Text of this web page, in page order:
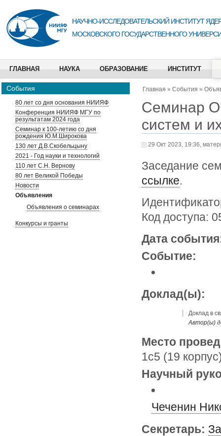
НАУЧНО-ИССЛЕДОВАТЕЛЬСКИЙ ИНСТИТУТ
МОСКОВСКОГО ГОСУДАРСТВЕННОГО
ГЛАВНАЯ НАУКА ОБРАЗОВАНИЕ ИНСТИТУТ
События
80 лет со дня основания НИИЯФ
Конференция НИИЯФ МГУ по
результатам 2024 года
Семинар к 100-летию со дня
рождения Ю.М.Широкова
130 лет Д.В.Скобельцыну
2021 - Год науки и технологий
110 лет С.Н. Вернову
80 лет Великой Победы
Новости
Объявления
Объявления о семинарах
Конкурсы и гранты
Главная » События »
Семинар
систем и
29 Окт 2023, 19:36,
Заседание
ссылке.
Код доступа:
Дата
Событие:
Доклад(ы):
Доклад в
Автор(ы)
Место
1с5 (19
Научный
Чеченин
Секретарь: